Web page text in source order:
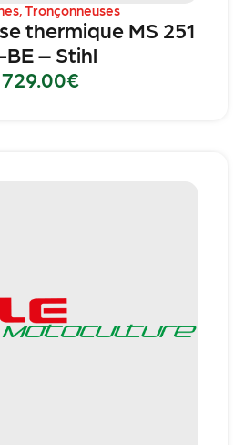
, Tronçonneuses
thermique MS 251
BE – Stihl
729.00€